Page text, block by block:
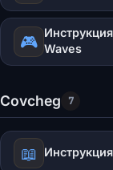
🎮 Waves
Covcheg 7
📖